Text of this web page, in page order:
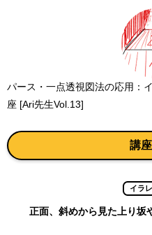
パース・一点透視図法の応用：
座 [Ari先生Vol.13]
講
イラ
正面、斜めから見た上り坂